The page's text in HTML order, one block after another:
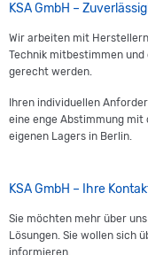
KSA GmbH –
Wir arbeiten mit
Technik mitbestimmen
gerecht werden.
Ihren individuellen
eine enge Abstimmung
eigenen Lagers in Berlin.
KSA GmbH – Ihre
Sie möchten mehr über
Lösungen. Sie wollen sich
informieren.